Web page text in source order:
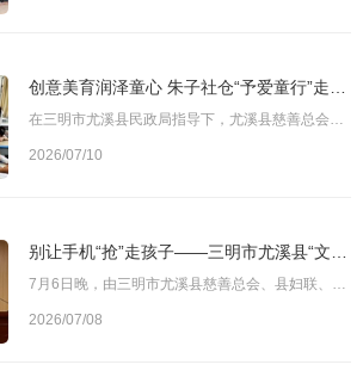
在三明市尤溪县民政局指导下，尤溪县慈善总会7月9日联合三明学院艺术与设计学院朱子社仓小分队、尤溪县沈城社会工作服务中心，走进职工子女暑托班开展曼陀罗创意绘画美育公益活动，以艺术创作的形式为孩子们送去温暖陪伴与心灵关怀。图为活动现场此次活动为尤溪朱子社仓“予爱童行”公益项目系列活动之一。作为朱子诞育地，尤溪县以朱子社仓“予爱童行”公益项目为载体，将朱子民本思想融入现代慈善实践，为困境儿童提供常态化帮扶
2026/07/10
7月6日晚，由三明市尤溪县慈善总会、县妇联、县家长教育总校举办的“文公家教·浸润校园”家长支持力提升教育服务项目第二课时公益家长讲堂，在尤溪县第七中学开讲。本次活动聚焦青少年手机沉迷等家庭教育痛点，邀请国家二级心理咨询师陈细珠主讲，吸引了百余名家长、学生及志愿者参与。图为讲堂现场此次公益讲堂延续了“以公益服务为纽带搭建家校社协同平台”的项目理念。课堂上，陈细珠老师以“异掌同声”“抓手指”等互动游戏暖
2026/07/08